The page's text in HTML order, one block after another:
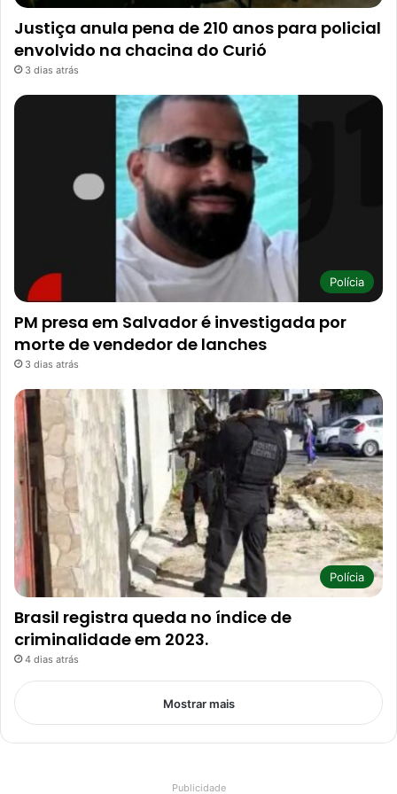
Justiça anula pena de 210 anos para policial
envolvido na chacina do Curió
3 dias atrás
Polícia
PM presa em Salvador é investigada por
morte de vendedor de lanches
3 dias atrás
Polícia
Brasil registra queda no índice de
criminalidade em 2023.
4 dias atrás
Mostrar mais
Publicidade